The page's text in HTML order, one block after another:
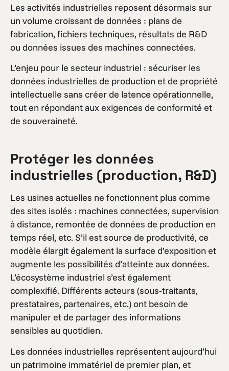
Les activités industrielles reposent désormais sur
un volume croissant de données : plans de
fabrication, fichiers techniques, résultats de R&D
ou données issues des machines connectées.
L’enjeu pour le secteur industriel : sécuriser les
données industrielles de production et de propriété
intellectuelle sans créer de latence opérationnelle,
tout en répondant aux exigences de conformité et
de souveraineté.
Protéger les données
industrielles (production, R&D)
Les usines actuelles ne fonctionnent plus comme
des sites isolés : machines connectées, supervision
à distance, remontée de données de production en
temps réel, etc. S’il est source de productivité, ce
modèle élargit également la surface d’exposition et
augmente les possibilités d’atteinte aux données.
L’écosystème industriel s’est également
complexifié. Différents acteurs (sous-traitants,
prestataires, partenaires, etc.) ont besoin de
manipuler et de partager des informations
sensibles au quotidien.
Les données industrielles représentent aujourd’hui
un patrimoine immatériel de premier plan, et